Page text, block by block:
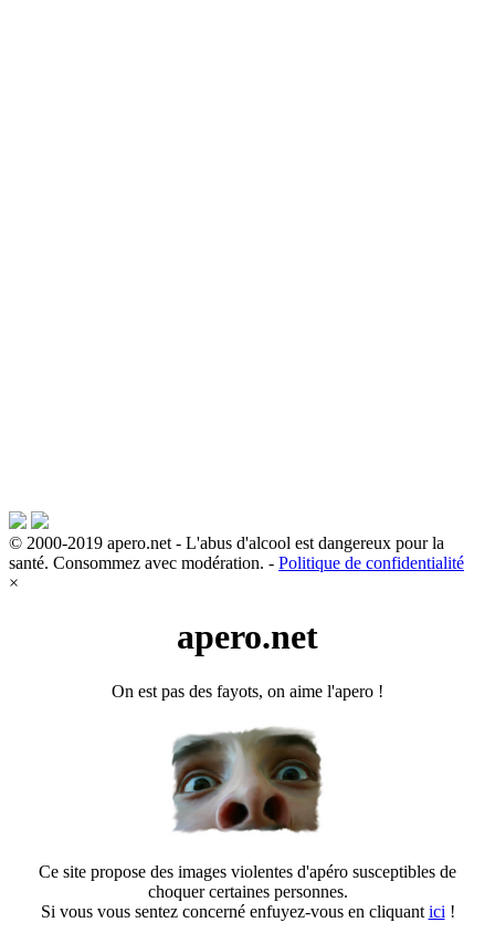
© 2000-2019 apero.net - L'abus d'alcool est dangereux pour la
santé. Consommez avec modération. - Politique de confidentialité
×
apero.net
On est pas des fayots, on aime l'apero !
Ce site propose des images violentes d'apéro susceptibles de
choquer certaines personnes.
Si vous vous sentez concerné enfuyez-vous en cliquant ici !